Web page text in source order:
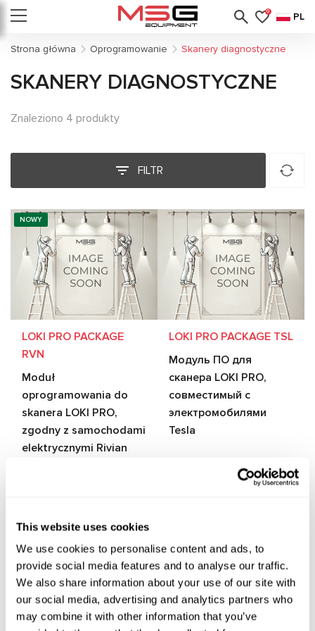
This website uses cookies
We use cookies to personalise content and ads, to
provide social media features and to analyse our traffic.
We also share information about your use of our site with
our social media, advertising and analytics partners who
may combine it with other information that you’ve
0 PL
Strona główna Oprogramowanie Skanery diagnostyczne
SKANERY DIAGNOSTYCZNE
Znaleziono 4 produkty
FILTR
NOWY
LOKI PRO PACKAGE
RVN
Moduł
oprogramowania do
skanera LOKI PRO,
zgodny z samochodami
elektrycznymi Rivian
LOKI PRO PACKAGE TSL
Модуль ПО для
сканера LOKI PRO,
совместимый с
электромобилями
Tesla
LOKI-SECURECONFIG
Wtyczka Loki do edycji
LOKI-XKEYS
Wtyczka Loki do